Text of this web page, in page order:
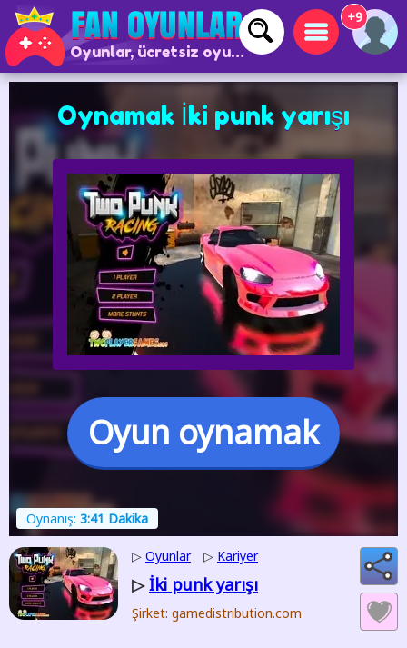
Oyunlar, ücretsiz oyunlar ve çevrimiçi oyunlar
+9
Oynamak İki punk yarışı
Oyun oynamak
Oynanış: 3:41 Dakika
▷ Oyunlar ▷ Kariyer
▷İki punk yarışı
Şirket: gamedistribution.com